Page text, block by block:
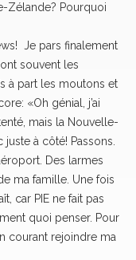
Zélande? Pourquoi
Je pars finalement
souvent les
à part les moutons et
«Oh génial, j’ai
mais la Nouvelle-
à côté! Passons.
Des larmes
ma famille. Une fois
car PIE ne fait pas
quoi penser. Pour
courant rejoindre ma